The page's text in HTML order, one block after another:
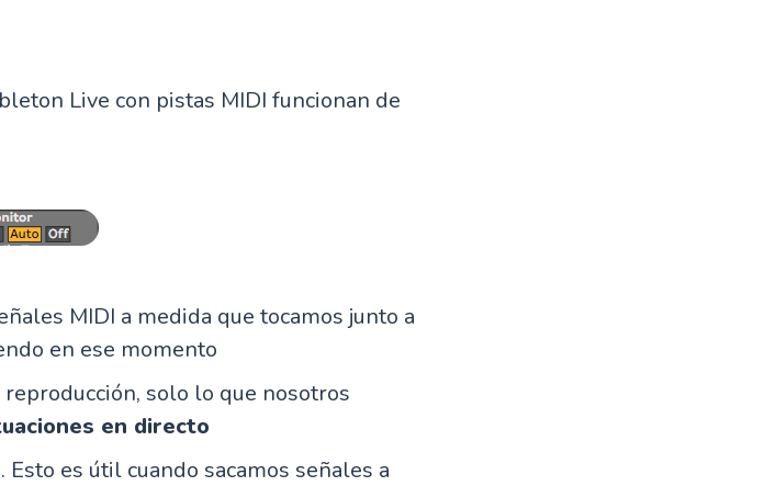
Live con pistas MIDI funcionan de
MIDI a medida que tocamos junto a
en ese momento
solo lo que nosotros
en directo
es útil cuando sacamos señales a